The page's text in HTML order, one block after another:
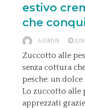
estivo
che
ADMIN
Zuccotto alle
senza cottura
pesche: un
Lo zuccotto alle
apprezzati